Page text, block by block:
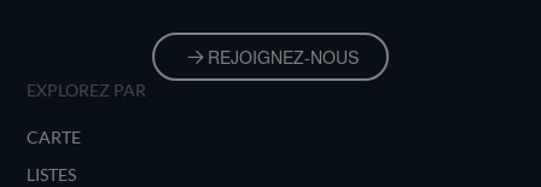
REJOIGNEZ-NOUS
EXPLOREZ PAR
CARTE
LISTES